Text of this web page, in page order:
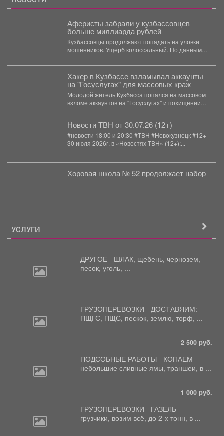
Аферисты забрали у кузбассовцев
больше миллиарда рублей
Кузбассовцы продолжают попадать на уловки
мошенников. Ущерб колоссальный. По данным
Хакер в Кузбассе взламывал аккаунты
на "Госуслугах" для массовых краж
Молодой житель Кузбасса попался на массовом
взломе аккаунтов на "Госуслугах" и похищении
Новости ТВН от 30.07.26 (12+)
#новости 18:00 и 20:30 #ТВН #Новокузнецк #12+
30 июля 2026г. в «Новостях ТВН» (12+):...
Хоровая школа № 52 продолжает набор
УСЛУГИ
ДРУГОЕ - ШЛАК, щебень, чернозем,
песок, уголь, ...
ГРУЗОПЕРЕВОЗКИ - ДОСТАВЯИМ:
ПЩГС, ПЩС, пескок, землю, торф, ...
2 500 руб.
ПОДСОБНЫЕ РАБОТЫ - КОПАЕМ
небольшие сливные ямы, траншеи, в ...
1 000 руб.
ГРУЗОПЕРЕВОЗКИ - ГАЗЕЛЬ
грузчики, возим всё, до 2-х тонн, в ...